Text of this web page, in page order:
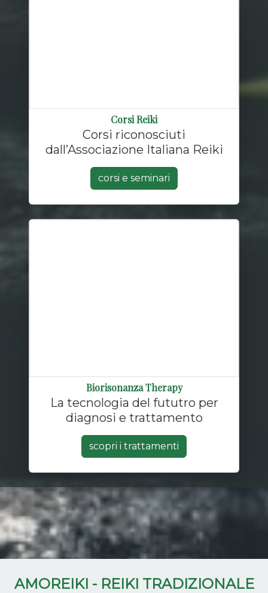
Corsi Reiki
Corsi riconosciuti
dall’Associazione Italiana Reiki
corsi e seminari
Biorisonanza Therapy
La tecnologia del fututro per
diagnosi e trattamento
scopri i trattamenti
AMOREIKI - REIKI TRADIZIONALE